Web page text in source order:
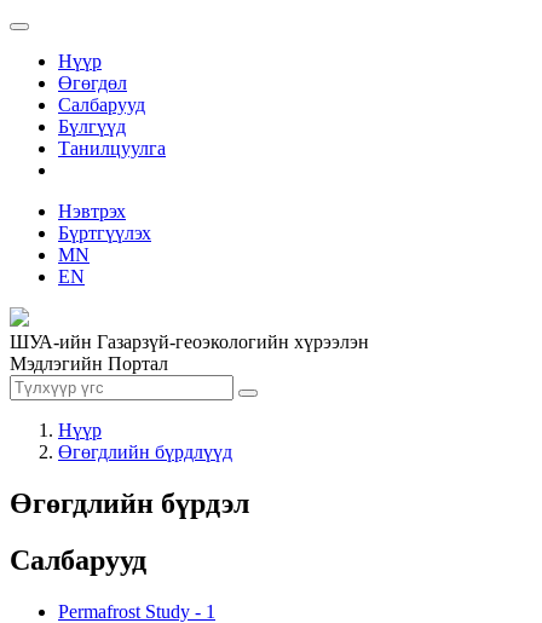
Нүүр
Өгөгдөл
Салбарууд
Бүлгүүд
Танилцуулга
Нэвтрэх
Бүртгүүлэх
MN
EN
ШУА-ийн Газарзүй-геоэкологийн хүрээлэн
Мэдлэгийн Портал
Нүүр
Өгөгдлийн бүрдлүүд
Өгөгдлийн бүрдэл
Салбарууд
Permafrost Study - 1